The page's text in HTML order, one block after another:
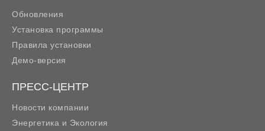
Обновления
Установка программы
Правила установки
Демо-версия
ПРЕСС-ЦЕНТР
Новости компании
Энергетика и Экология